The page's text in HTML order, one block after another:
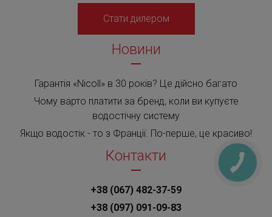
Стати дилером
Новини
Гарантія «Nicoll» в 30 років? Це дійсно багато
Чому варто платити за бренд, коли ви купуєте
водостічну систему
Якщо водостік - то з Франції. По-перше, це красиво!
Контакти
+38 (067) 482-37-59
+38 (097) 091-09-83